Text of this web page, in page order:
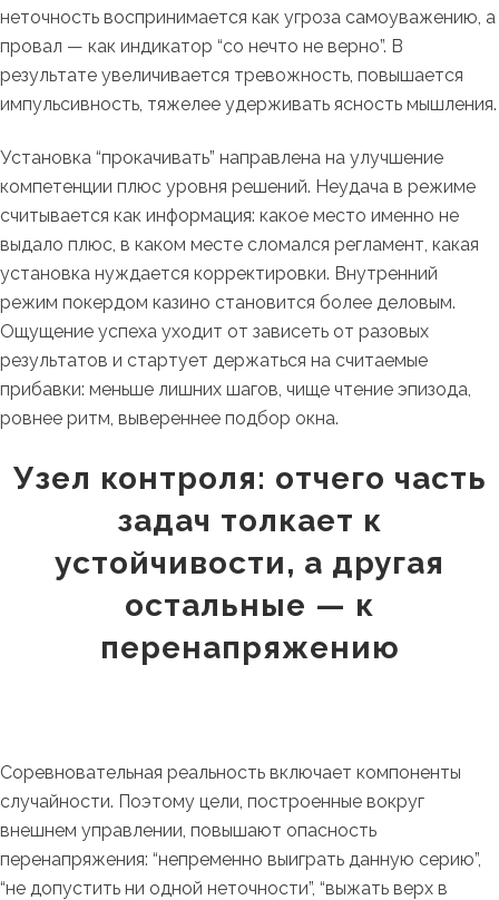
неточность воспринимается как угроза самоуважению, а
провал — как индикатор “со нечто не верно”. В
результате увеличивается тревожность, повышается
импульсивность, тяжелее удерживать ясность мышления.
Установка “прокачивать” направлена на улучшение
компетенции плюс уровня решений. Неудача в режиме
считывается как информация: какое место именно не
выдало плюс, в каком месте сломался регламент, какая
установка нуждается корректировки. Внутренний
режим покердом казино становится более деловым.
Ощущение успеха уходит от зависеть от разовых
результатов и стартует держаться на считаемые
прибавки: меньше лишних шагов, чище чтение эпизода,
ровнее ритм, вывереннее подбор окна.
Узел контроля: отчего часть
задач толкает к
устойчивости, а другая
остальные — к
перенапряжению
Соревновательная реальность включает компоненты
случайности. Поэтому цели, построенные вокруг
внешнем управлении, повышают опасность
перенапряжения: “непременно выиграть данную серию”,
“не допустить ни одной неточности”, “выжать верх в